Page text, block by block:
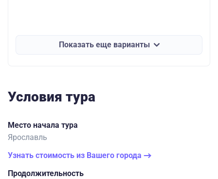
Показать еще варианты
Условия тура
Место начала тура
Ярославль
Узнать стоимость из Вашего города
Продолжительность